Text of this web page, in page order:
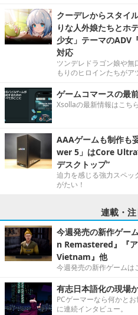
クーデレからスタイ
りな人外娘たちとホ
少女」テーマのADV
対応
ツンデレドラゴン娘や無
もりのヒロインたちがア
ゲームコマースの最
Xsollaの最新情報はこち
AAAゲームも制作も
wer 5」はCore Ultra
デスクトップ”
迫力を感じる強力スペッ
がたい！
連載・
今週発売の新作ゲー
n Remastered』『
Vietnam』他
今週発売の新作ゲームは
有志日本語化の現場
PCゲーマーなら何かと
に連続インタビュー。